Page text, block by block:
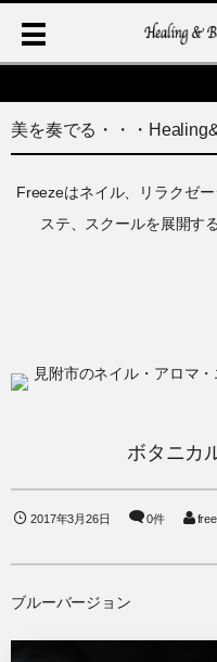
美を奏でる・・・
Freezeはネイル、リラクゼ
ステ、スクールを展開す
ボタニカ
2017年3月26日 0件
ブルーバージョン